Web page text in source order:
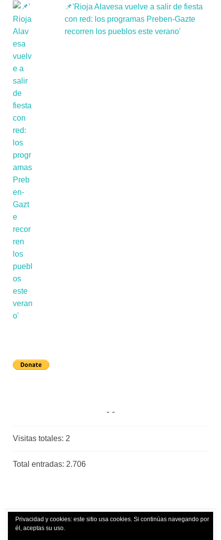
📌'Rioja Alavesa vuelve a salir de fiesta
con red: los programas Preben-Gazte
recorren los pueblos este verano'
Visitas totales:2
Total entradas: 2.706
Privacidad y cookies: este sitio usa cookies. Si continúas navegando por
él, aceptas su uso.